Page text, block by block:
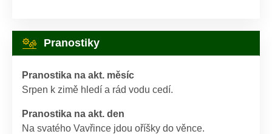
Pranostiky
Pranostika na akt. měsíc
Srpen k zimě hledí a rád vodu cedí.
Pranostika na akt. den
Na svatého Vavřince jdou oříšky do věnce.